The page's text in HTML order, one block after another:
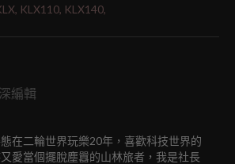
KLX110, KLX140,
編輯
在二輪世界玩樂20年，喜歡科技世界的
愛當個擺脫塵囂的山林旅者，我是社長